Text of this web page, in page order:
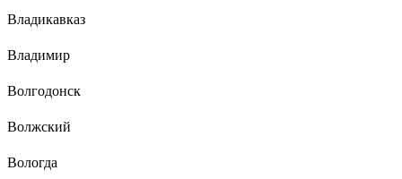
Владикавказ
Владимир
Волгодонск
Волжский
Вологда